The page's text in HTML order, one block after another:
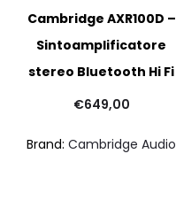
Cambridge AXR100D –
Sintoamplificatore
stereo Bluetooth Hi Fi
€649,00
Brand: Cambridge Audio